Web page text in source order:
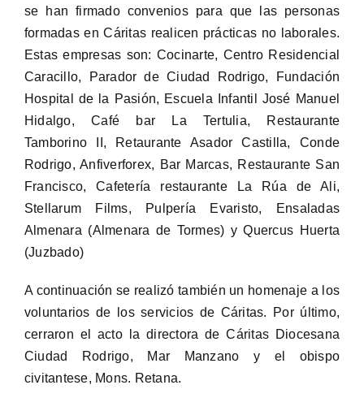
se han firmado convenios para que las personas
formadas en Cáritas realicen prácticas no laborales.
Estas empresas son: Cocinarte, Centro Residencial
Caracillo, Parador de Ciudad Rodrigo, Fundación
Hospital de la Pasión, Escuela Infantil José Manuel
Hidalgo, Café bar La Tertulia, Restaurante
Tamborino II, Retaurante Asador Castilla, Conde
Rodrigo, Anfiverforex, Bar Marcas, Restaurante San
Francisco, Cafetería restaurante La Rúa de Ali,
Stellarum Films, Pulpería Evaristo, Ensaladas
Almenara (Almenara de Tormes) y Quercus Huerta
(Juzbado)
A continuación se realizó también un homenaje a los
voluntarios de los servicios de Cáritas. Por último,
cerraron el acto la directora de Cáritas Diocesana
Ciudad Rodrigo, Mar Manzano y el obispo
civitantese, Mons. Retana.